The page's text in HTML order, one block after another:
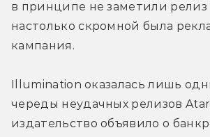
в принципе не заметили
настолько скромной была
кампания.
Illumination оказалась лишь
череды неудачных релизов
издательство объявило о